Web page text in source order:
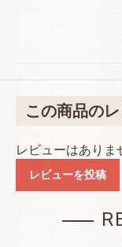
この商品の
レビューはありま
レビューを投稿